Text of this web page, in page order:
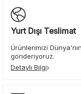
Yurt Dışı Teslimat
Ürünlerimizi
gönderiyoruz.
Detaylı Bilgi